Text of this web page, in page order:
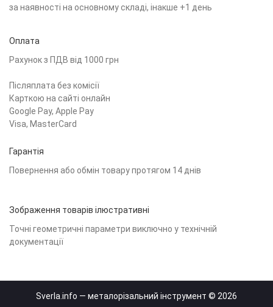
за наявності на основному складі, інакше +1 день
Оплата
Рахунок з ПДВ від 1000 грн
Післяплата без комісії
Карткою на сайті онлайн
Google Pay, Apple Pay
Visa, MasterCard
Гарантія
Повернення або обмін товару протягом 14 днів
Зображення товарів ілюстративні
Точні геометричні параметри виключно у технічній
документації
Sverla.info — металорізальний інструмент © 2026